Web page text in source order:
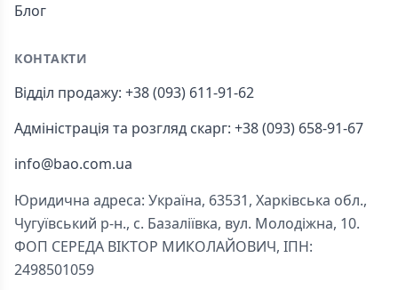
Блог
КОНТАКТИ
Відділ продажу: +38 (093) 611-91-62
Адміністрація та розгляд скарг: +38 (093) 658-91-67
info@bao.com.ua
Юридична адреса: Україна, 63531, Харківська обл.,
Чугуївський р-н., с. Базаліївка, вул. Молодіжна, 10.
ФОП СЕРЕДА ВІКТОР МИКОЛАЙОВИЧ, ІПН:
2498501059